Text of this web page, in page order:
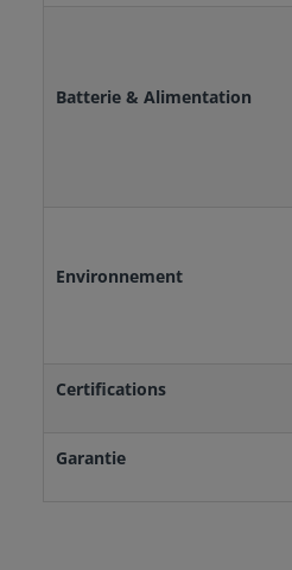
Batterie & Alimentation
Environnement
Certifications
Garantie